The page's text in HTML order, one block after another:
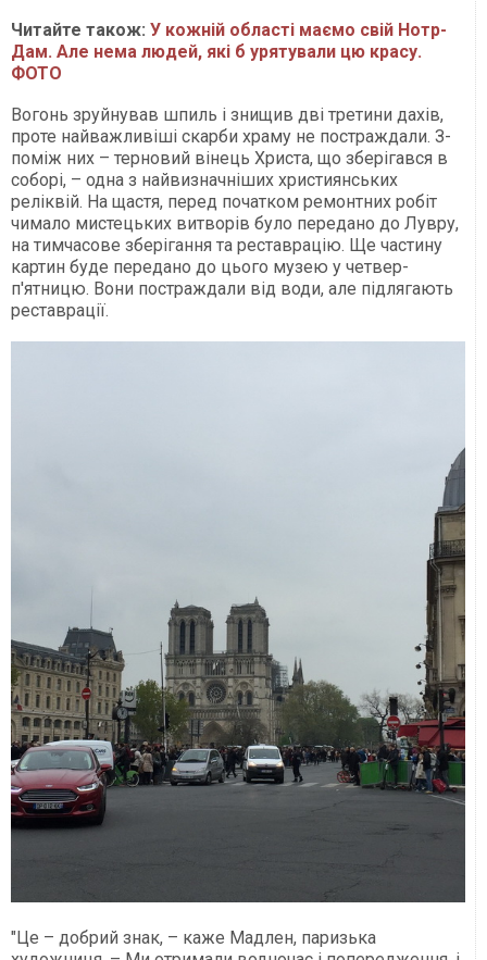
Читайте також: У кожній області маємо свій Нотр-
Дам. Але нема людей, які б урятували цю красу.
ФОТО
Вогонь зруйнував шпиль і знищив дві третини дахів,
проте найважливіші скарби храму не постраждали. З-
поміж них – терновий вінець Христа, що зберігався в
соборі, – одна з найвизначніших християнських
реліквій. На щастя, перед початком ремонтних робіт
чимало мистецьких витворів було передано до Лувру,
на тимчасове зберігання та реставрацію. Ще частину
картин буде передано до цього музею у четвер-
п'ятницю. Вони постраждали від води, але підлягають
реставрації.
"Це – добрий знак, – каже Мадлен, паризька